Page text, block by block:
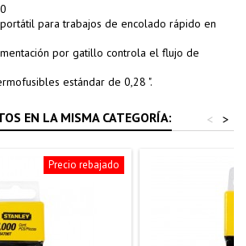
para trabajos de encolado rápido en
por gatillo controla el flujo de
estándar de 0,28 ".
EN LA MISMA CATEGORÍA: >
<
Precio rebajado